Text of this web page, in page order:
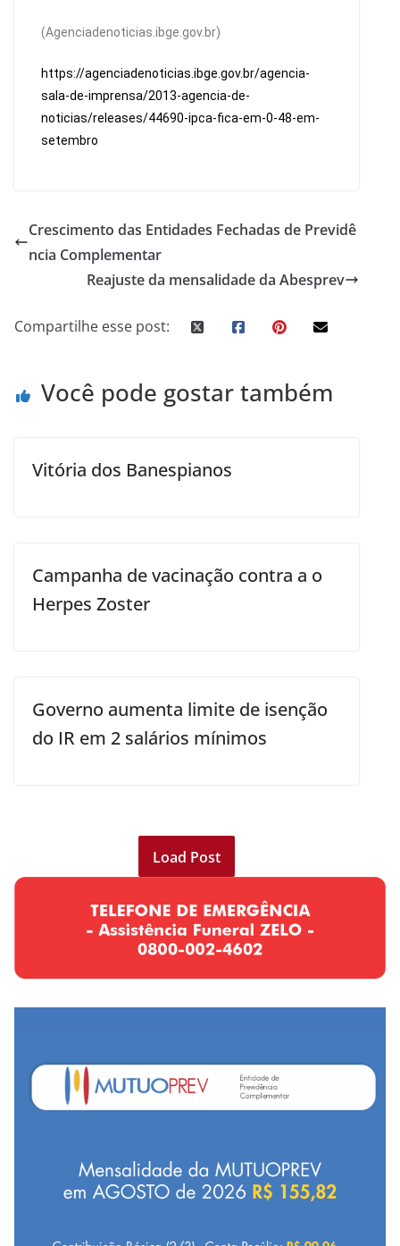
(Agenciadenoticias.ibge.gov.br)
https://agenciadenoticias.ibge.gov.br/agencia-
sala-de-imprensa/2013-agencia-de-
noticias/releases/44690-ipca-fica-em-0-48-em-
setembro
Crescimento das Entidades Fechadas de Previdê
ncia Complementar
Reajuste da mensalidade da Abesprev
Compartilhe esse post:
Você pode gostar também
Vitória dos Banespianos
Campanha de vacinação contra a o
Herpes Zoster
Governo aumenta limite de isenção
do IR em 2 salários mínimos
Load Post